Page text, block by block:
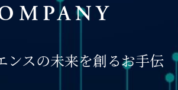
ンスの未来を創るお手伝